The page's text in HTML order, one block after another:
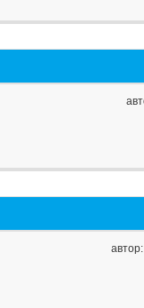
автор: